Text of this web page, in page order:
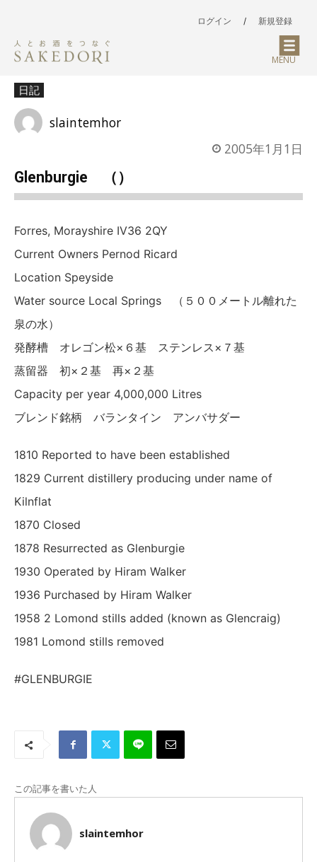
ログイン / 新規登録
MENU
日記
slaintemhor
2005年1月1日
Glenburgie （）
Forres, Morayshire IV36 2QY
Current Owners Pernod Ricard
Location Speyside
Water source Local Springs （５００メートル離れた
泉の水）
発酵槽 オレゴン松×６基 ステンレス×７基
蒸留器 初×２基 再×２基
Capacity per year 4,000,000 Litres
ブレンド銘柄 バランタイン アンバサダー
1810 Reported to have been established
1829 Current distillery producing under name of
Kilnflat
1870 Closed
1878 Resurrected as Glenburgie
1930 Operated by Hiram Walker
1936 Purchased by Hiram Walker
1958 2 Lomond stills added (known as Glencraig)
1981 Lomond stills removed
#GLENBURGIE
この記事を書いた人
slaintemhor